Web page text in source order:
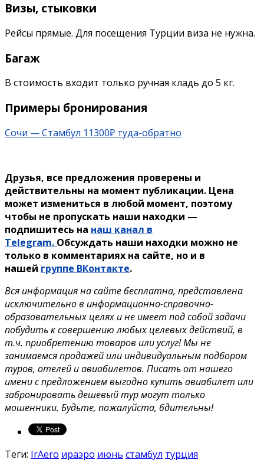
Визы, стыковки
Рейсы прямые. Для посещения Турции виза не нужна.
Багаж
В стоимость входит только ручная кладь до 5 кг.
Примеры бронирования
Сочи — Стамбул 11300₽ туда-обратно
Друзья, все предложения проверены и
действительны на момент публикации. Цена
может измениться в любой момент, поэтому
чтобы не пропускать наши находки —
подпишитесь на наш канал в
Telegram. Обсуждать наши находки можно не
только в комментариях на сайте, но и в
нашей группе ВКонтакте.
Вся информация на сайте бесплатна, представлена
исключительно в информационно-справочно-
образовательных целях и не имеет под собой задачи
побудить к совершению любых целевых действий, в
т.ч. приобретению товаров или услуг! Мы не
занимаемся продажей или индивидуальным подбором
туров, отелей и авиабилетов. Писать от нашего
имени с предложением выгодно купить авиабилет или
забронировать дешевый тур могут только
мошенники. Будьте, пожалуйста, бдительны!
Теги: IrAero ираэро июнь стамбул турция